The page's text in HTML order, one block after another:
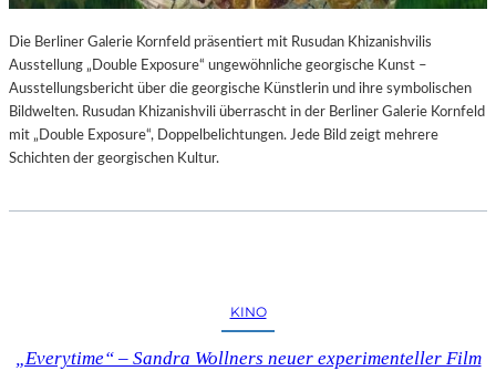
Die Berliner Galerie Kornfeld präsentiert mit Rusudan Khizanishvilis
Ausstellung „Double Exposure“ ungewöhnliche georgische Kunst –
Ausstellungsbericht über die georgische Künstlerin und ihre symbolischen
Bildwelten. Rusudan Khizanishvili überrascht in der Berliner Galerie Kornfeld
mit „Double Exposure“, Doppelbelichtungen. Jede Bild zeigt mehrere
Schichten der georgischen Kultur.
KINO
„Everytime“ – Sandra Wollners neuer experimenteller Film